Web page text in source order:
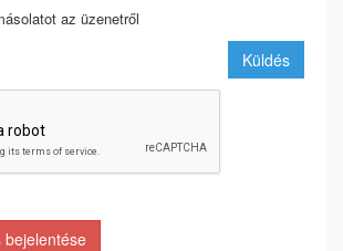
az üzenetről
Küldés
bejelentése